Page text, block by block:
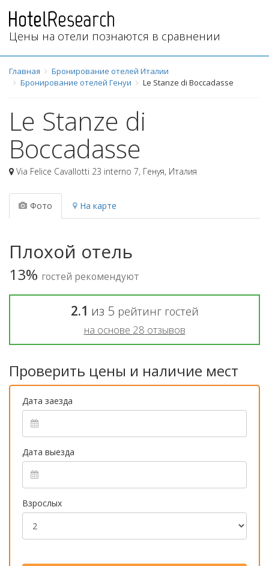
Цены на отели познаются в сравнении
Главная
Бронирование отелей Италии
Бронирование отелей Генуи
Le Stanze di Boccadasse
Le Stanze di
Boccadasse
Via Felice Cavallotti 23 interno 7, Генуя, Италия
Фото На карте
Плохой отель
13% гостей рекомендуют
2.1 из 5 рейтинг гостей
на основе 28 отзывов
Проверить цены и наличие мест
Дата заезда
Дата выезда
Взрослых